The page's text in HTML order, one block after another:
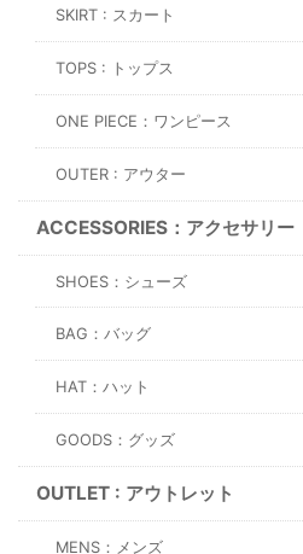
SKIRT : スカート
TOPS : トップス
ONE PIECE：ワンピース
OUTER : アウター
ACCESSORIES：アクセサリー
SHOES：シューズ
BAG：バッグ
HAT：ハット
GOODS：グッズ
OUTLET : アウトレット
MENS：メンズ